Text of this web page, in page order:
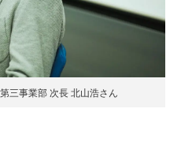
三事業部 次長 北山浩さん